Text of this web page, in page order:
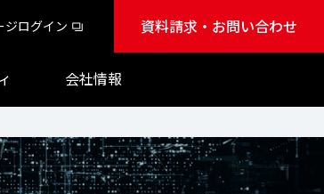
会社情報
ジログイン 資料請求・お問い合わせ